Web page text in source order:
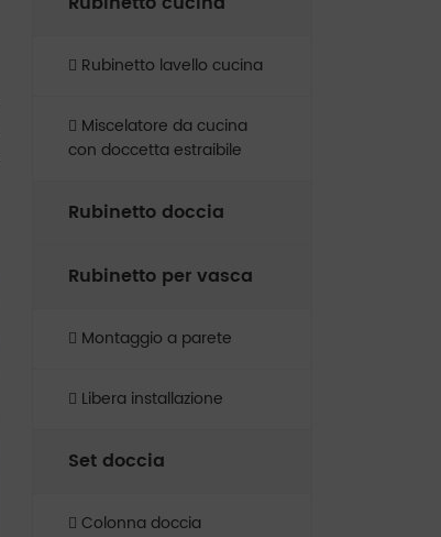
Rubinetto lavello cucina​
Miscelatore da cucina
con doccetta estraibile
Rubinetto doccia
Rubinetto per vasca
Montaggio a parete
Libera installazione
Set doccia
Colonna doccia